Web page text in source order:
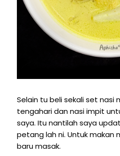
Selain tu beli sekali set nasi
tengahari dan nasi impit
saya. Itu nantilah saya
petang lah ni. Untuk makan
baru masak.